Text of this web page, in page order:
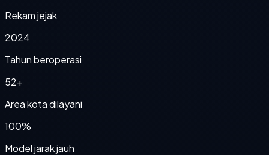
Rekam jejak
2024
Tahun beroperasi
52+
Area kota dilayani
100%
Model jarak jauh